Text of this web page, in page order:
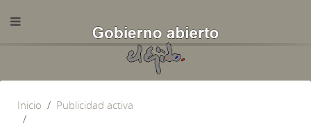
Inicio
Publicidad activa